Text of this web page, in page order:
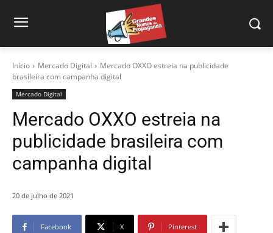
Início Mercado Digital
Mercado OXXO estreia na publicidade
brasileira com campanha digital
Mercado Digital
Mercado OXXO estreia na
publicidade brasileira com
campanha digital
20 de julho de 2021
Facebook X Pinterest